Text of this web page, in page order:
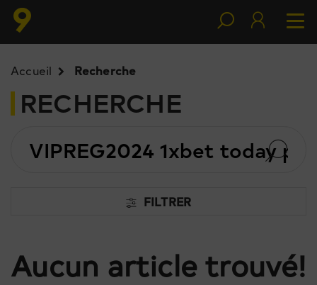
Accueil Recherche
RECHERCHE
FILTRER
Aucun article trouvé!